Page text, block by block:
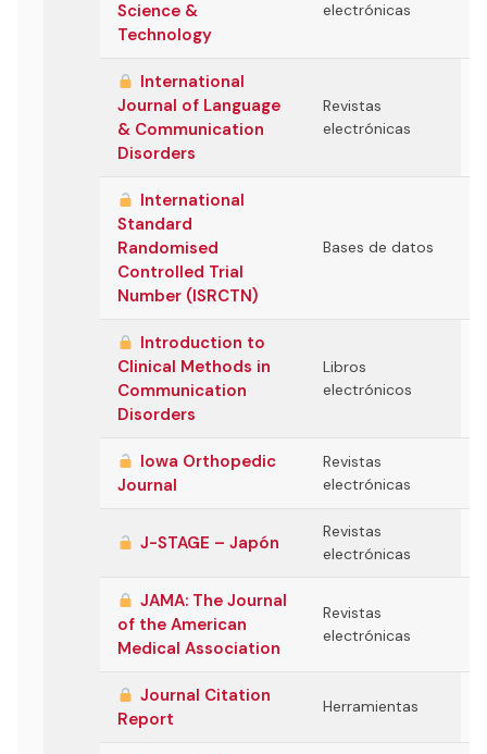
Science &
Technology
electrónicas
International
Journal of Language
& Communication
Disorders
Revistas
electrónicas
International
Standard
Randomised
Controlled Trial
Number (ISRCTN)
Bases de datos
Introduction to
Clinical Methods in
Communication
Disorders
Libros
electrónicos
Iowa Orthopedic
Journal
Revistas
electrónicas
J-STAGE – Japón
Revistas
electrónicas
JAMA: The Journal
of the American
Medical Association
Revistas
electrónicas
Journal Citation
Report
Herramientas